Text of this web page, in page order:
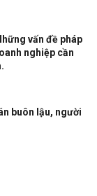
vấn đề pháp
nghiệp cần
buôn lậu, người